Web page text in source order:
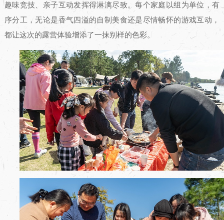
趣味竞技、亲子互动发挥得淋漓尽致。每个家庭以组为单位，有
序分工，无论是香气四溢的自制美食还是尽情畅怀的游戏互动，
都让这次的露营体验增添了一抹别样的色彩。